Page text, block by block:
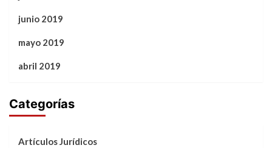
junio 2019
mayo 2019
abril 2019
Categorías
Artículos Jurídicos